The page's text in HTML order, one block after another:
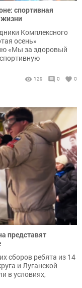
спортивная
жизни
Комплексного
осень»
«Мы за здоровый
129 0 0
представят
сборов ребята из 14
и Луганской
в условиях,